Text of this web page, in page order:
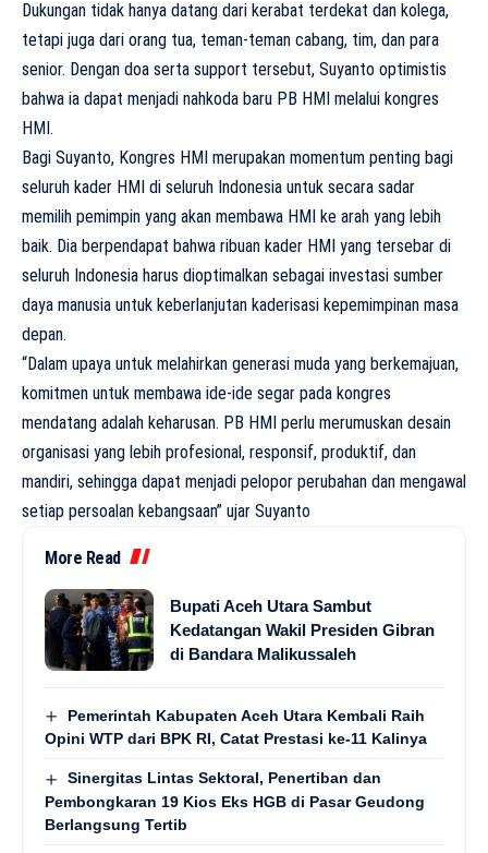
Dukungan tidak hanya datang dari kerabat terdekat dan kolega,
tetapi juga dari orang tua, teman-teman cabang, tim, dan para
senior. Dengan doa serta support tersebut, Suyanto optimistis
bahwa ia dapat menjadi nahkoda baru PB HMI melalui kongres
HMI.
Bagi Suyanto, Kongres HMI merupakan momentum penting bagi
seluruh kader HMI di seluruh Indonesia untuk secara sadar
memilih pemimpin yang akan membawa HMI ke arah yang lebih
baik. Dia berpendapat bahwa ribuan kader HMI yang tersebar di
seluruh Indonesia harus dioptimalkan sebagai investasi sumber
daya manusia untuk keberlanjutan kaderisasi kepemimpinan masa
depan.
“Dalam upaya untuk melahirkan generasi muda yang berkemajuan,
komitmen untuk membawa ide-ide segar pada kongres
mendatang adalah keharusan. PB HMI perlu merumuskan desain
organisasi yang lebih profesional, responsif, produktif, dan
mandiri, sehingga dapat menjadi pelopor perubahan dan mengawal
setiap persoalan kebangsaan” ujar Suyanto
More Read
Bupati Aceh Utara Sambut
Kedatangan Wakil Presiden Gibran
di Bandara Malikussaleh
Pemerintah Kabupaten Aceh Utara Kembali Raih
Opini WTP dari BPK RI, Catat Prestasi ke-11 Kalinya
Sinergitas Lintas Sektoral, Penertiban dan
Pembongkaran 19 Kios Eks HGB di Pasar Geudong
Berlangsung Tertib